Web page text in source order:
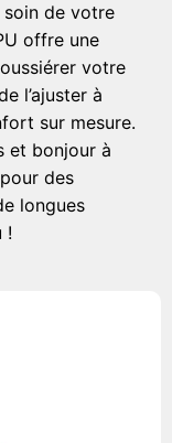
de votre
offre une
votre
l’ajuster à
sur mesure.
et bonjour à
des
longues
!